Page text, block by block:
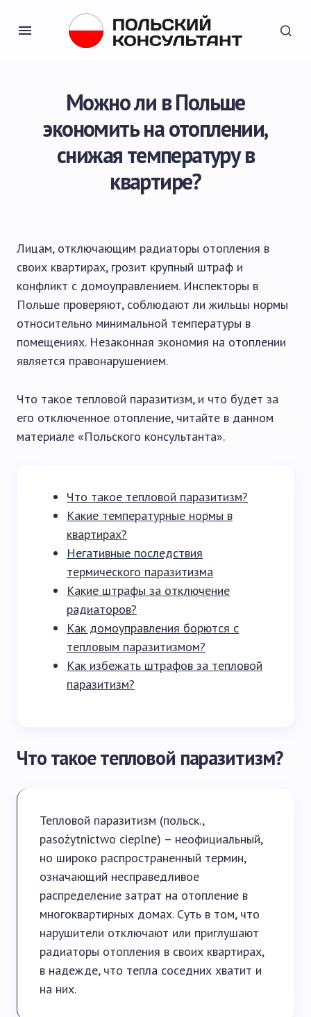
Можно ли в Польше
экономить на отоплении,
снижая температуру в
квартире?
Лицам, отключающим радиаторы отопления в
своих квартирах, грозит крупный штраф и
конфликт с домоуправлением. Инспекторы в
Польше проверяют, соблюдают ли жильцы нормы
относительно минимальной температуры в
помещениях. Незаконная экономия на отоплении
является правонарушением.
Что такое тепловой паразитизм, и что будет за
его отключенное отопление, читайте в данном
материале «Польского консультанта».
Что такое тепловой паразитизм?
Какие температурные нормы в
квартирах?
Негативные последствия
термического паразитизма
Какие штрафы за отключение
радиаторов?
Как домоуправления борются с
тепловым паразитизмом?
Как избежать штрафов за тепловой
паразитизм?
Что такое тепловой паразитизм?
Тепловой паразитизм (польск.,
pasożytnictwo cieplne) – неофициальный,
но широко распространенный термин,
означающий несправедливое
распределение затрат на отопление в
многоквартирных домах. Суть в том, что
нарушители отключают или приглушают
радиаторы отопления в своих квартирах,
в надежде, что тепла соседних хватит и
на них.